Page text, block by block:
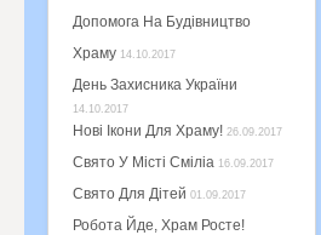
Допомога На Будівництво
Храму 14.10.2017
День Захисника України
14.10.2017
Нові Ікони Для Храму! 26.09.2017
Свято У Місті Сміліа 16.09.2017
Свято Для Дітей 01.09.2017
Робота Йде, Храм Росте!